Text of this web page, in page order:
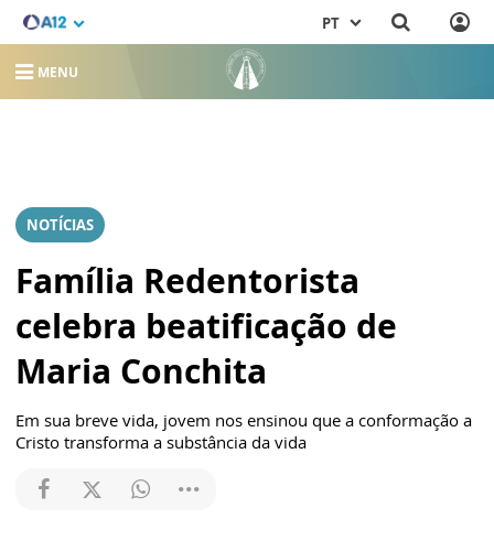
PT
MENU
NOTÍCIAS
Família Redentorista
celebra beatificação de
Maria Conchita
Em sua breve vida, jovem nos ensinou que a conformação a
Cristo transforma a substância da vida